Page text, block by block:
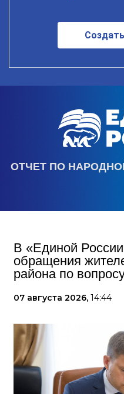
ОТЧЕТ ПО
В «Единой
обращения
района по
07 августа 2026, 14:44